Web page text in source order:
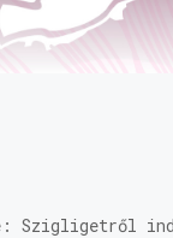
Szigligetről